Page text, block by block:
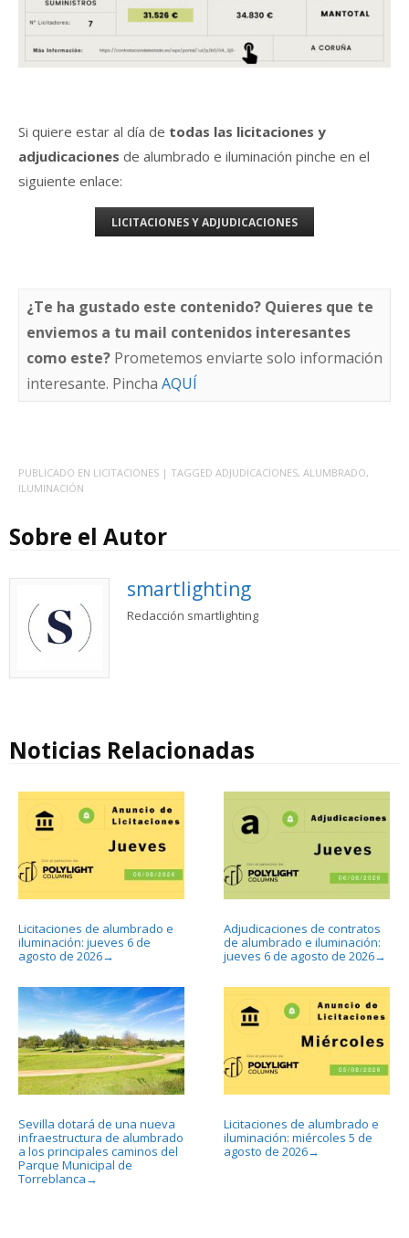
Si quiere estar al día de todas las licitaciones y
adjudicaciones de alumbrado e iluminación pinche en el
siguiente enlace:
LICITACIONES Y ADJUDICACIONES
¿Te ha gustado este contenido? Quieres que te
enviemos a tu mail contenidos interesantes
como este? Prometemos enviarte solo información
interesante. Pincha AQUÍ
PUBLICADO EN LICITACIONES | TAGGED ADJUDICACIONES, ALUMBRADO,
ILUMINACIÓN
Sobre el Autor
smartlighting
Redacción smartlighting
Noticias Relacionadas
Licitaciones de alumbrado e
iluminación: jueves 6 de
agosto de 2026→
Adjudicaciones de contratos
de alumbrado e iluminación:
jueves 6 de agosto de 2026→
Sevilla dotará de una nueva
infraestructura de alumbrado
a los principales caminos del
Parque Municipal de
Torreblanca →
Licitaciones de alumbrado e
iluminación: miércoles 5 de
agosto de 2026→